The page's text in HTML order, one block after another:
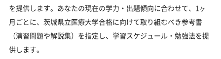
を提供します。あなたの現在の学力・出題傾向に合わせて、1ヶ
月ごとに、茨城県立医療大学合格に向けて取り組むべき参考書
（演習問題や解説集）を指定し、学習スケジュール・勉強法を提
供します。